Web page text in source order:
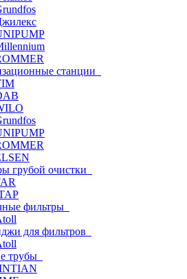
станции
грубой очистки
фильтры
для фильтров
трубы